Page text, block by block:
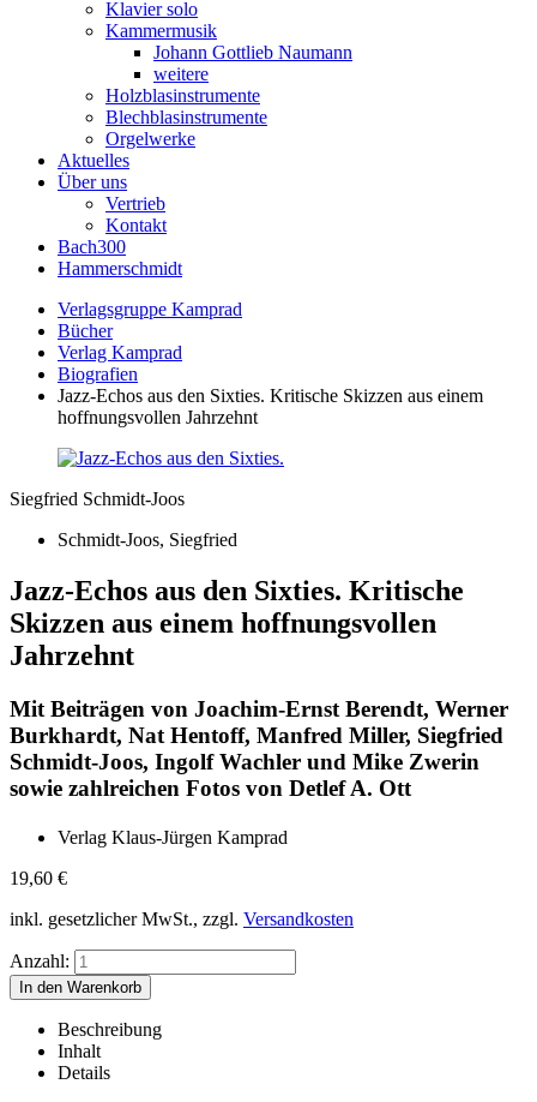
Klavier solo
Kammermusik
Johann Gottlieb Naumann
weitere
Holzblasinstrumente
Blechblasinstrumente
Orgelwerke
Aktuelles
Über uns
Vertrieb
Kontakt
Bach300
Hammerschmidt
Verlagsgruppe Kamprad
Bücher
Verlag Kamprad
Biografien
Jazz-Echos aus den Sixties. Kritische Skizzen aus einem
hoffnungsvollen Jahrzehnt
Siegfried Schmidt-Joos
Schmidt-Joos, Siegfried
Jazz-Echos aus den Sixties. Kritische
Skizzen aus einem hoffnungsvollen
Jahrzehnt
Mit Beiträgen von Joachim-Ernst Berendt, Werner
Burkhardt, Nat Hentoff, Manfred Miller, Siegfried
Schmidt-Joos, Ingolf Wachler und Mike Zwerin
sowie zahlreichen Fotos von Detlef A. Ott
Verlag Klaus-Jürgen Kamprad
19,60 €
inkl. gesetzlicher MwSt., zzgl. Versandkosten
Anzahl:
Beschreibung
Inhalt
Details